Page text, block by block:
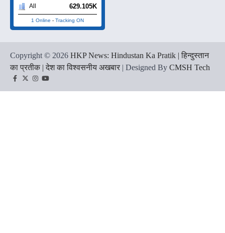
All 629.105K
1 Online - Tracking ON
Copyright © 2026 HKP News: Hindustan Ka Pratik | हिन्दुस्तान
का प्रतीक | देश का विश्वसनीय अखबार | Designed By CMSH Tech
Facebook
TwitterInstagram
YouTube